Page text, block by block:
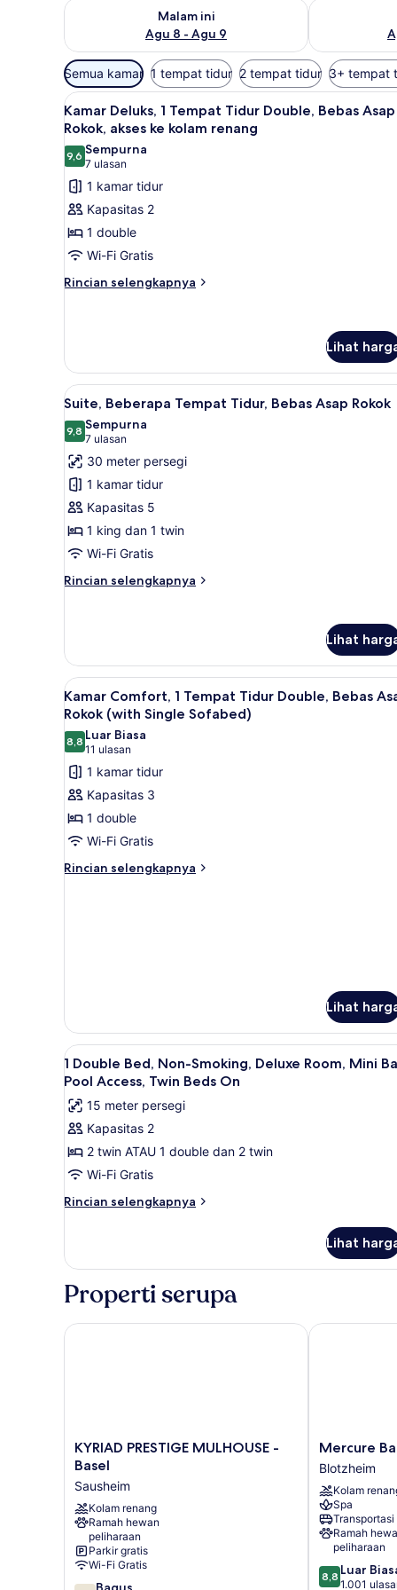
Malam ini
Agu 8 - Agu 9
Periksa ketersediaan untuk malam ini Agu 8 - Agu
Periksa
Filter
tersedia
untuk
kamar
Semua kamar 1 tempat tidur 2 tempat tidur 3+ tempat
Lihat
semua
foto
untuk
Kamar
Deluks,
1
Tempat
Tidur
Double,
akses
ke
kolam
renang
Kamar Deluks, 1 Tempat
6
Kamar Deluks, 1 Tempat Tidur Double, Bebas Asap
Rokok, akses ke kolam renang
9,69,6 dari 10
Sempurna
7 ulasan
(7
ulasan)
1 kamar tidur
Kapasitas 2
1 double
Wi-Fi Gratis
Rincian selengkapnya
Rincian
Deluks,
Tempat
Tidur
Double,
Bebas
Asap
Rokok,
akses
ke
renang
Lihat
Lihat
semua
foto
untuk
Suite,
Beberapa
Tempat
Tidur,
Bebas
Asap
Suite, Beberapa Tempat
8
Suite, Beberapa Tempat Tidur, Bebas Asap Rokok
9,89,8 dari 10
Sempurna
7 ulasan
(7
ulasan)
30 meter persegi
1 kamar tidur
Kapasitas 5
1 king dan 1 twin
Wi-Fi Gratis
Rincian selengkapnya
Rincian
Beberapa
Tempat
Tidur,
Bebas
Asap
Rokok
Lihat
Lihat
semua
foto
untuk
Kamar
Comfort,
1
Tempat
Tidur
Double,
Kamar Comfort, 1 Tempat
6
Kamar Comfort, 1 Tempat Tidur Double, Bebas
Rokok (with Single Sofabed)
8,88,8 dari 10
Luar Biasa
11 ulasan
(11
ulasan)
1 kamar tidur
Kapasitas 3
1 double
Wi-Fi Gratis
Rincian selengkapnya
Rincian
Bebas
Asap
Rokok
(with
Single
Sofabed)
Lihat
Lihat
semua
foto
untuk
1
Double
Bed,
Non-
Room,
Bar,
Pool
Access,
Seprai premium, minibar,
7
1 Double Bed, Non-Smoking, Deluxe Room, Mini
Pool Access, Twin Beds On
15 meter persegi
Kapasitas 2
2 twin ATAU 1 double dan 2 twin
Wi-Fi Gratis
Rincian selengkapnya
Rincian
1
Bed,
Smoking,
Twin
Beds
On
Lihat
Properti serupa
KYRIAD
PRESTIGE
MULHOUSE
-
Basel
Sausheim
KYRIAD PRESTIGE MULHOUSE -
Basel
Sausheim
Kolam renang
Ramah hewan
peliharaan
Parkir gratis
Wi-Fi Gratis
7.8
KYRIAD PRESTIGE MULHOUSE - Basel
Mercure
Bale
Mulhouse
Aeroport
Blotzheim
Mercure
Blotzheim
Kolam
Spa
Transportasi
Ramah
peliharaan
8.8
dari
8,8 Luar
1.001
Mercure